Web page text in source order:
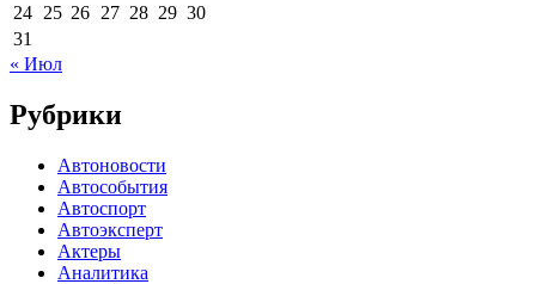
24 25 26 27 28 29 30
31
« Июл
Рубрики
Автоновости
Автособытия
Автоспорт
Автоэксперт
Актеры
Аналитика